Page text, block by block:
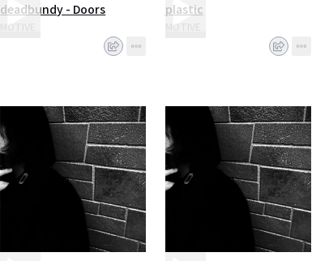
deadbundy - Doors
MOTIVE
plastic
MOTIVE